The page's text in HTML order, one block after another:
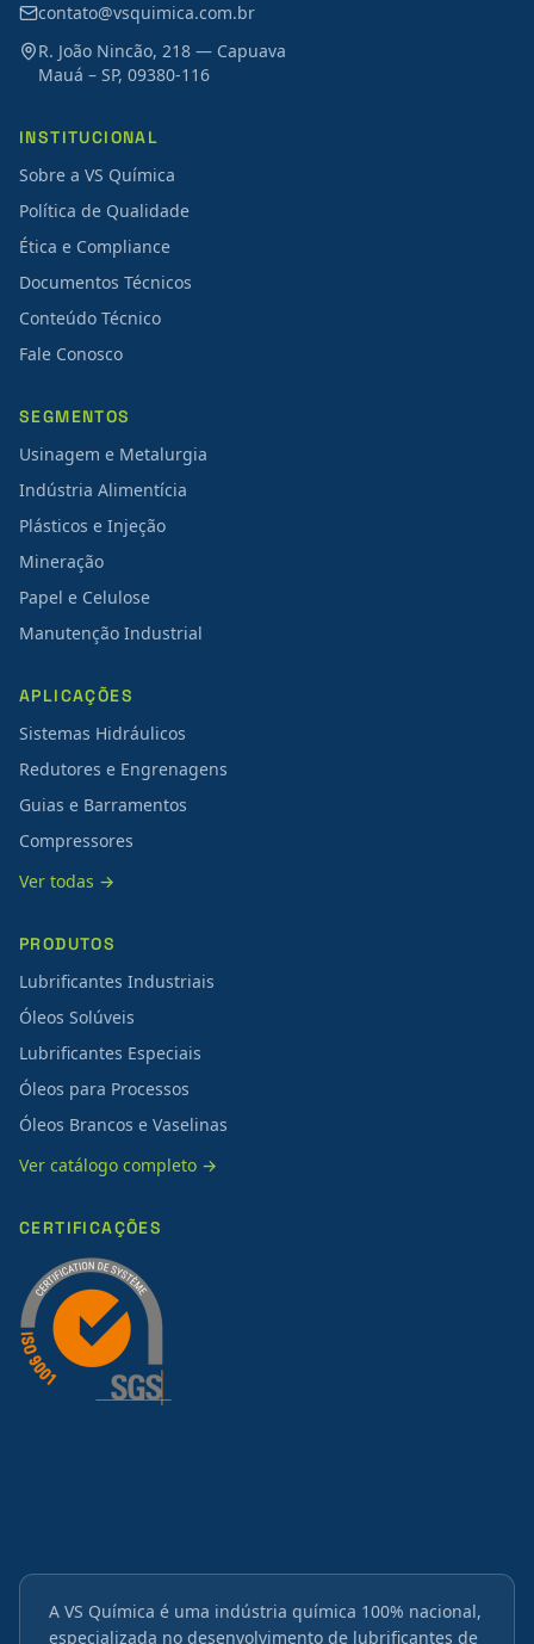
contato@vsquimica.com.br
R. João Nincão, 218 — Capuava
Mauá – SP, 09380-116
INSTITUCIONAL
Sobre a VS Química
Política de Qualidade
Ética e Compliance
Documentos Técnicos
Conteúdo Técnico
Fale Conosco
SEGMENTOS
Usinagem e Metalurgia
Indústria Alimentícia
Plásticos e Injeção
Mineração
Papel e Celulose
Manutenção Industrial
APLICAÇÕES
Sistemas Hidráulicos
Redutores e Engrenagens
Guias e Barramentos
Compressores
Ver todas →
PRODUTOS
Lubrificantes Industriais
Óleos Solúveis
Lubrificantes Especiais
Óleos para Processos
Óleos Brancos e Vaselinas
Ver catálogo completo →
CERTIFICAÇÕES
A VS Química é uma indústria química 100% nacional,
especializada no desenvolvimento de lubrificantes de